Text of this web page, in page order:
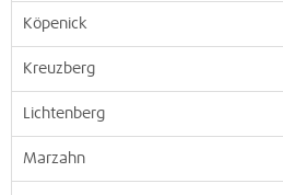
Köpenick
Kreuzberg
Lichtenberg
Marzahn